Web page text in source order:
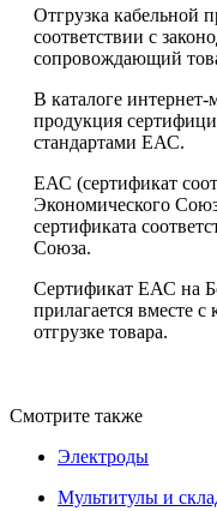
Отгрузка кабельной
соответствии с
сопровождающий
В каталоге интернет-
продукция
стандартами ЕАС.
ЕАС (сертификат
Экономического
сертификата
Союза.
Сертификат ЕАС на
прилагается вместе
отгрузке товара.
Смотрите также
Электроды
Мультитулы и